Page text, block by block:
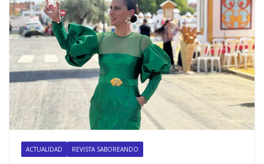
ACTUALIDAD REVISTA SABOREANDO